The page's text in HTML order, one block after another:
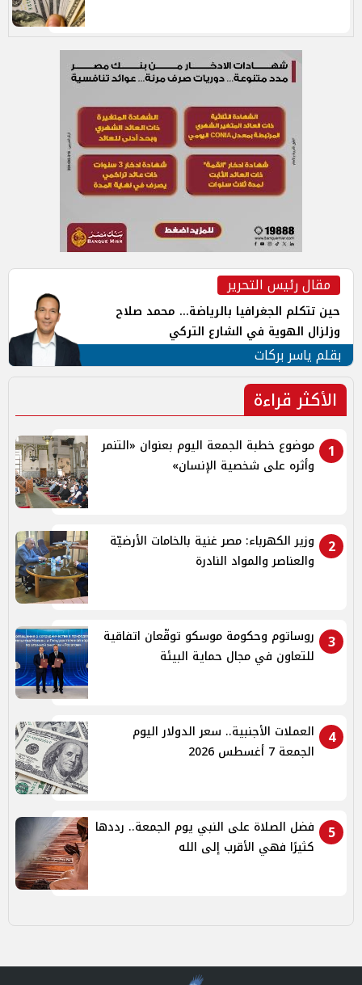
مقال رئيس التحرير
حين تتكلم الجغرافيا بالرياضة... محمد صلاح
وزلزال الهوية في الشارع التركي
بقلم ياسر بركات
الأكثر قراءة
1
موضوع خطبة الجمعة اليوم بعنوان «التنمر
وأثره على شخصية الإنسان»
2
وزير الكهرباء: مصر غنية بالخامات الأرضيّة
والعناصر والمواد النادرة
3
روساتوم وحكومة موسكو توقّعان اتفاقية
للتعاون في مجال حماية البيئة
4
العملات الأجنبية.. سعر الدولار اليوم
الجمعة 7 أغسطس 2026
5
فضل الصلاة على النبي يوم الجمعة.. رددها
كثيرًا فهي الأقرب إلى الله